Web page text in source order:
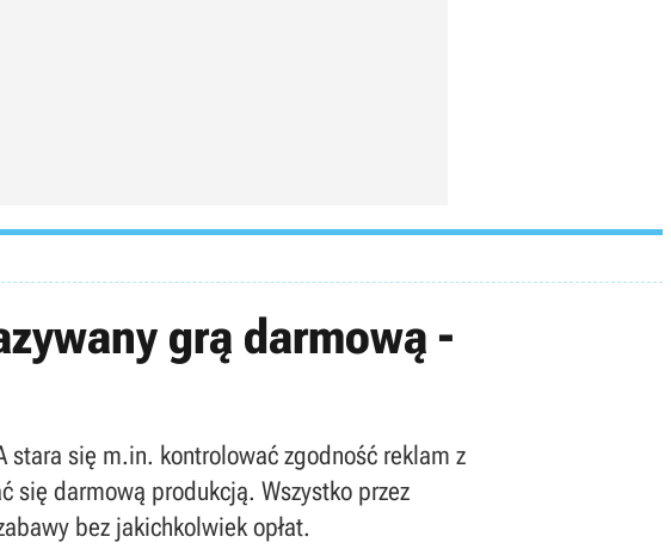
grą darmową -
się m.in. kontrolować zgodność reklam z
się darmową produkcją. Wszystko przez
bez jakichkolwiek opłat.